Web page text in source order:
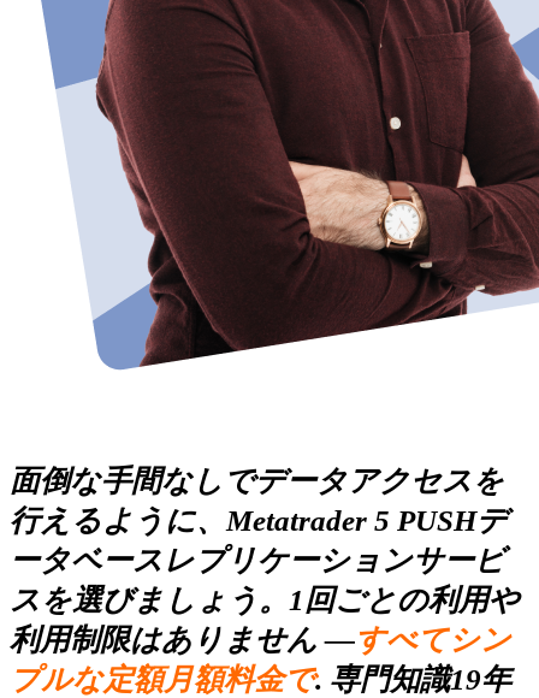
面倒な手間なしでデータアクセスを
行えるように、Metatrader 5 PUSHデ
ータベースレプリケーションサービ
スを選びましょう。1回ごとの利用や
利用制限はありません —すべてシン
プルな定額月額料金で. 専門知識19年